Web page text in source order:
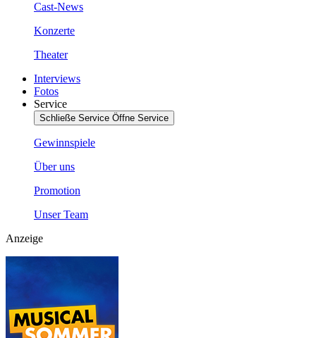
Cast-News
Konzerte
Theater
Interviews
Fotos
Service
Schließe Service Öffne Service
Gewinnspiele
Über uns
Promotion
Unser Team
Anzeige